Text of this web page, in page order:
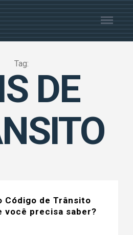
Tag:
DE
Código de Trânsito
você precisa saber?